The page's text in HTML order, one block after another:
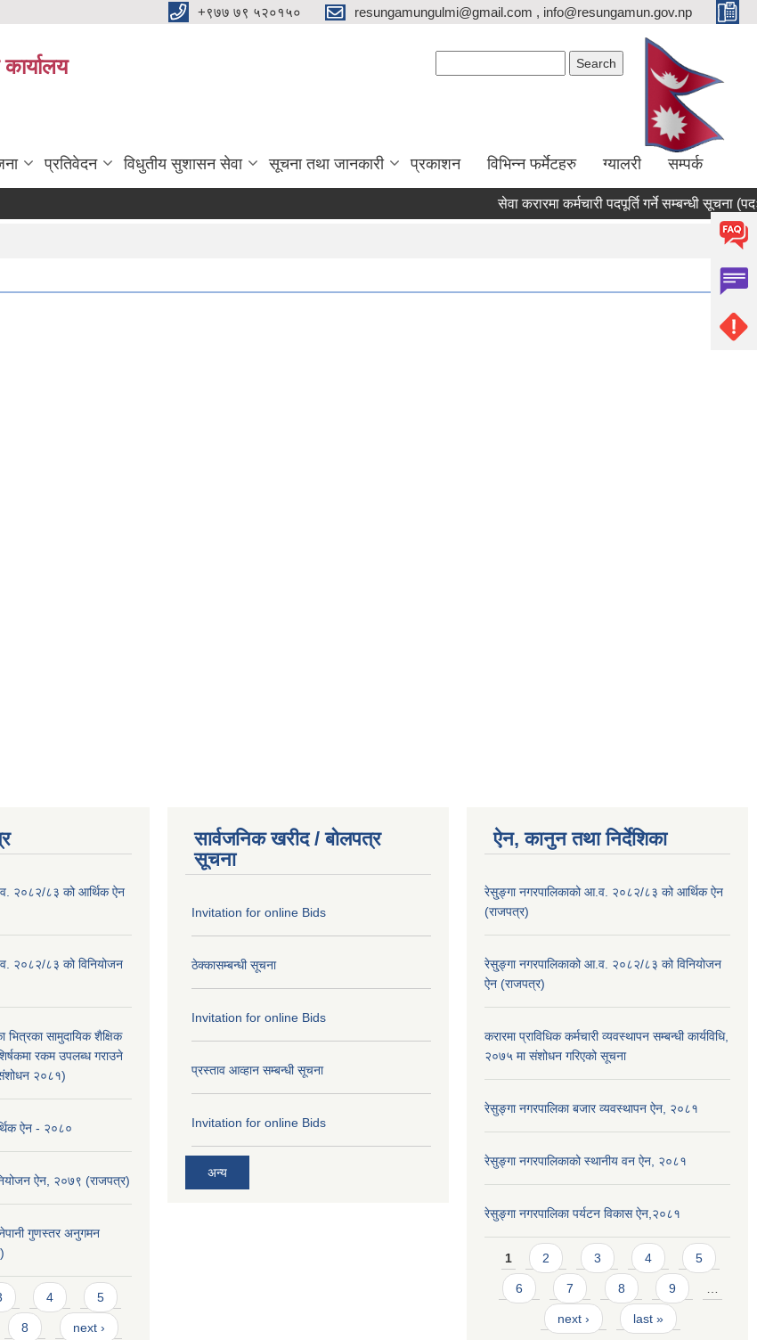
+९७७ ७९ ५२०१५० resungamungulmi@gmail.com , info@resungamun.gov.np
प्रतिवेदन विधुतीय सुशासन सेवा सूचना तथा जानकारी प्रकाशन विभिन्न फर्मेटहरु ग्यालरी सम्पर्क
सेवा करारमा कर्मचारी पदपूर्ति गर्ने सम्बन्धी सूचना (पदः
२०८२/८३ को आर्थिक ऐन
२०८२/८३ को विनियोजन
भित्रका सामुदायिक शैक्षिक
रकम उपलब्ध गराउने
संशोधन २०८१)
ऐन - २०८०
ऐन, २०७९ (राजपत्र)
गुणस्तर अनुगमन
4 5
8 next ›
सार्वजनिक खरीद / बोलपत्र
सूचना
Invitation for online Bids
ठेक्कासम्बन्धी सूचना
Invitation for online Bids
प्रस्ताव आव्हान सम्बन्धी सूचना
Invitation for online Bids
अन्य
ऐन, कानुन तथा निर्देशिका
रेसु्ङ्गा नगरपालिकाको आ.व. २०८२/८३ को आर्थिक ऐन
(राजपत्र)
रेसु्ङ्गा नगरपालिकाको आ.व. २०८२/८३ को विनियोजन
ऐन (राजपत्र)
करारमा प्राविधिक कर्मचारी व्यवस्थापन सम्बन्धी कार्यविधि,
२०७५ मा संशोधन गरिएको सूचना
रेसुङ्गा नगरपालिका बजार व्यवस्थापन ऐन, २०८१
रेसुङ्गा नगरपालिकाको स्थानीय वन ऐन, २०८१
रेसुङ्गा नगरपालिका पर्यटन विकास ऐन,२०८१
Pages
1 2 3 4 5
6 7 8 9
next › last »